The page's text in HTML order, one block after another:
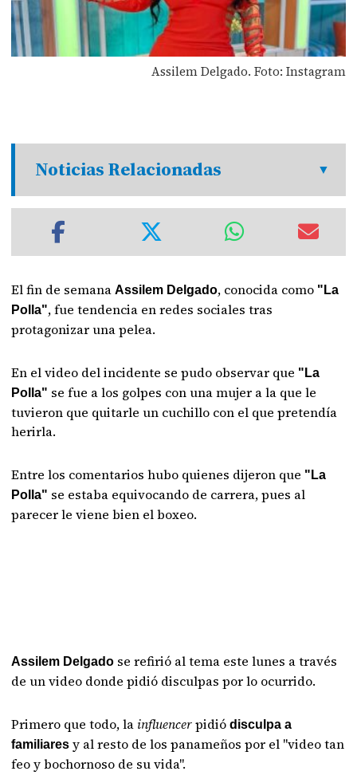
Assilem Delgado. Foto: Instagram
Noticias Relacionadas
El fin de semanaAssilem Delgado, conocida como "La
Polla", fue tendencia en redes sociales tras
protagonizar una pelea.
En el video del incidente se pudo observar que "La
Polla" se fue a los golpes con una mujer a la que le
tuvieron que quitarle un cuchillo con el que pretendía
herirla.
Entre los comentarios hubo quienes dijeron que "La
Polla" se estaba equivocando de carrera, pues al
parecer le viene bien el boxeo.
Assilem Delgado se refirió al tema este lunes a través
de un video donde pidió disculpas por lo ocurrido.
Primero que todo, la influencerpidió disculpa a
familiares y al resto de los panameños por el "video tan
feo y bochornoso de su vida".